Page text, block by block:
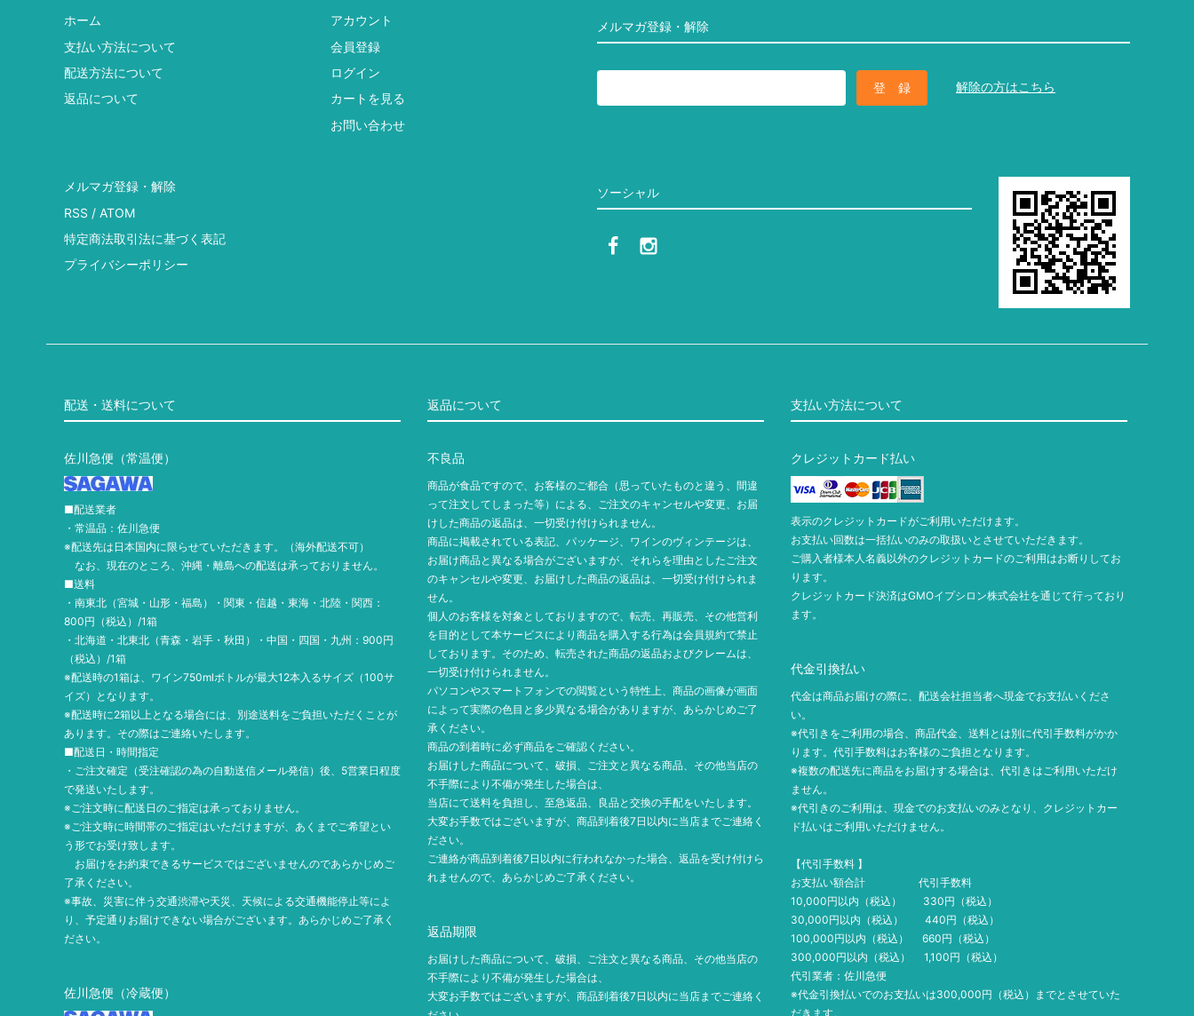
メルマガ登録・解除
解除の方はこちら
ホーム
支払い方法について
配送方法について
返品について
アカウント
会員登録
ログイン
カートを見る
お問い合わせ
ソーシャル
メルマガ登録・解除
RSS / ATOM
特定商法取引法に基づく表記
プライバシーポリシー
配送・送料について
佐川急便（常温便）
■配送業者
・常温品：佐川急便
※配送先は日本国内に限らせていただきます。（海外配送不可）
なお、現在のところ、沖縄・離島への配送は承っておりません。
■送料
・南東北（宮城・山形・福島）・関東・信越・東海・北陸・関西：
800円（税込）/1箱
・北海道・北東北（青森・岩手・秋田）・中国・四国・九州：900円
（税込）/1箱
※配送時の1箱は、ワイン750mlボトルが最大12本入るサイズ（100サ
イズ）となります。
※配送時に2箱以上となる場合には、別途送料をご負担いただくことが
あります。その際はご連絡いたします。
■配送日・時間指定
・ご注文確定（受注確認の為の自動送信メール発信）後、5営業日程度
で発送いたします。
※ご注文時に配送日のご指定は承っておりません。
※ご注文時に時間帯のご指定はいただけますが、あくまでご希望とい
う形でお受け致します。
お届けをお約束できるサービスではございませんのであらかじめご
了承ください。
※事故、災害に伴う交通渋滞や天災、天候による交通機能停止等によ
り、予定通りお届けできない場合がございます。あらかじめご了承く
ださい。
佐川急便（冷蔵便）
返品について
不良品
商品が食品ですので、お客様のご都合（思っていたものと違う、間違
って注文してしまった等）による、ご注文のキャンセルや変更、お届
けした商品の返品は、一切受け付けられません。
商品に掲載されている表記、パッケージ、ワインのヴィンテージは、
お届け商品と異なる場合がございますが、それらを理由としたご注文
のキャンセルや変更、お届けした商品の返品は、一切受け付けられま
せん。
個人のお客様を対象としておりますので、転売、再販売、その他営利
を目的として本サービスにより商品を購入する行為は会員規約で禁止
しております。そのため、転売された商品の返品およびクレームは、
一切受け付けられません。
パソコンやスマートフォンでの閲覧という特性上、商品の画像が画面
によって実際の色目と多少異なる場合がありますが、あらかじめご了
承ください。
商品の到着時に必ず商品をご確認ください。
お届けした商品について、破損、ご注文と異なる商品、その他当店の
不手際により不備が発生した場合は、
当店にて送料を負担し、至急返品、良品と交換の手配をいたします。
大変お手数ではございますが、商品到着後7日以内に当店までご連絡く
ださい。
ご連絡が商品到着後7日以内に行われなかった場合、返品を受け付けら
れませんので、あらかじめご了承ください。
返品期限
お届けした商品について、破損、ご注文と異なる商品、その他当店の
不手際により不備が発生した場合は、
大変お手数ではございますが、商品到着後7日以内に当店までご連絡く
支払い方法について
クレジットカード払い
表示のクレジットカードがご利用いただけます。
お支払い回数は一括払いのみの取扱いとさせていただきます。
ご購入者様本人名義以外のクレジットカードのご利用はお断りしてお
ります。
クレジットカード決済はGMOイプシロン株式会社を通じて行っており
ます。
代金引換払い
代金は商品お届けの際に、配送会社担当者へ現金でお支払いくださ
い。
※代引きをご利用の場合、商品代金、送料とは別に代引手数料がかか
ります。代引手数料はお客様のご負担となります。
※複数の配送先に商品をお届けする場合は、代引きはご利用いただけ
ません。
※代引きのご利用は、現金でのお支払いのみとなり、クレジットカー
ド払いはご利用いただけません。
【代引手数料 】
お支払い額合計 代引手数料
10,000円以内（税込） 330円（税込）
30,000円以内（税込） 440円（税込）
100,000円以内（税込） 660円（税込）
300,000円以内（税込） 1,100円（税込）
代引業者：佐川急便
※代金引換払いでのお支払いは300,000円（税込）までとさせていた
だきます。